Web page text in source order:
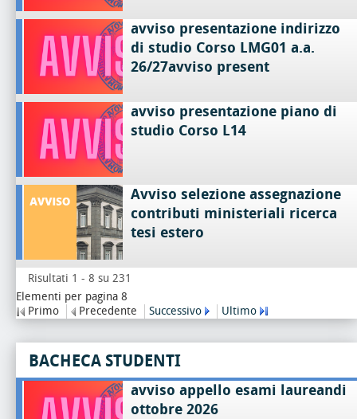
avviso presentazione indirizzo
di studio Corso LMG01 a.a.
26/27avviso present
avviso presentazione piano di
studio Corso L14
Avviso selezione assegnazione
contributi ministeriali ricerca
tesi estero
Risultati 1 - 8 su 231
Elementi per pagina 8
Primo
Precedente Successivo Ultimo
BACHECA STUDENTI
avviso appello esami laureandi
ottobre 2026